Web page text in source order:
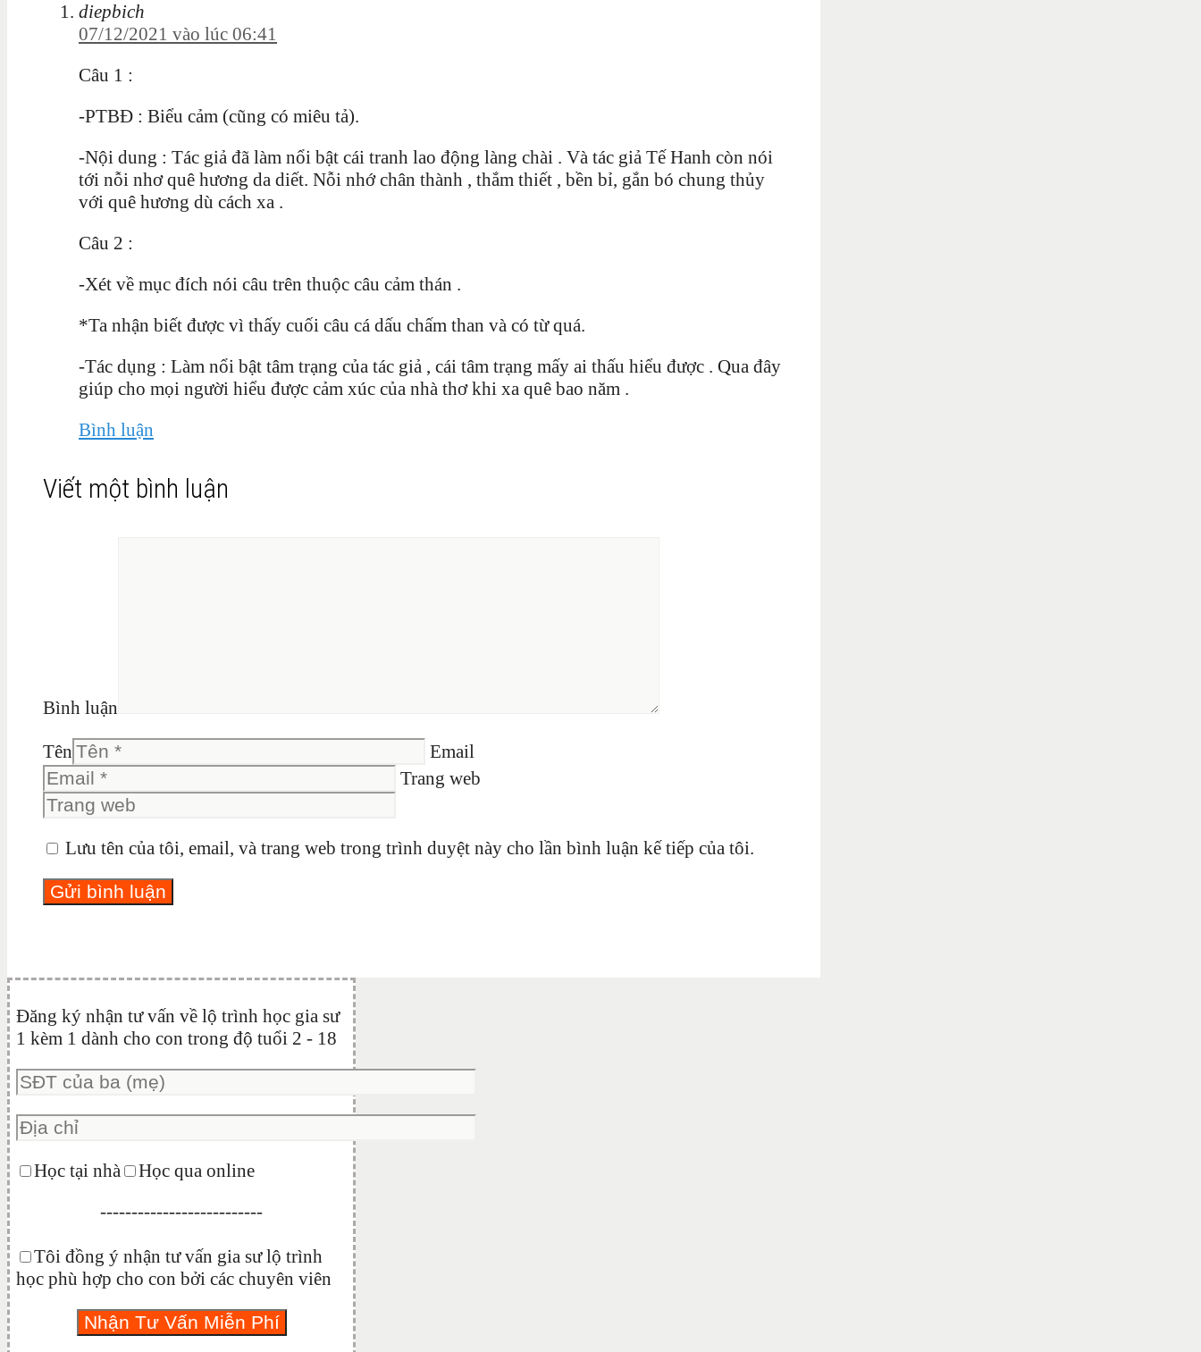
diepbich
07/12/2021 vào lúc 06:41
Câu 1 :
-PTBĐ : Biểu cảm (cũng có miêu tả).
-Nội dung : Tác giả đã làm nổi bật cái tranh lao động làng chài . Và tác giả Tế Hanh còn nói
tới nỗi nhơ quê hương da diết. Nỗi nhớ chân thành , thắm thiết , bền bỉ, gắn bó chung thủy
với quê hương dù cách xa .
Câu 2 :
-Xét về mục đích nói câu trên thuộc câu cảm thán .
*Ta nhận biết được vì thấy cuối câu cá dấu chấm than và có từ quá.
-Tác dụng : Làm nổi bật tâm trạng của tác giả , cái tâm trạng mấy ai thấu hiểu được . Qua đây
giúp cho mọi người hiểu được cảm xúc của nhà thơ khi xa quê bao năm .
Bình luận
Viết một bình luận
Bình luận
Tên
Email
Trang web
Lưu tên của tôi, email, và trang web trong trình duyệt này cho lần bình luận kế tiếp của tôi.
Đăng ký nhận tư vấn về lộ trình học gia sư
1 kèm 1 dành cho con trong độ tuổi 2 - 18
Học tại nhà
Học qua online
--------------------------
Tôi đồng ý nhận tư vấn gia sư lộ trình
học phù hợp cho con bởi các chuyên viên